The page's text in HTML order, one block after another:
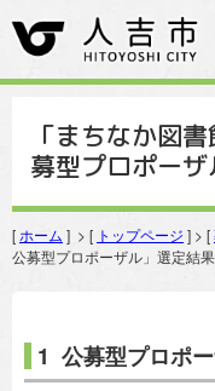
「まちなか図
募型プロポー
[ ホーム ] > [ トップページ ] > [
公募型プロポーザル」選定結
1 公募型プロポ